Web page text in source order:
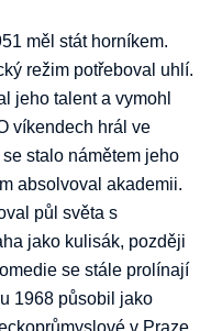
měl stát horníkem.
režim potřeboval uhlí.
jeho talent a vymohl
víkendech hrál ve
stalo námětem jeho
absolvoval akademii.
půl světa s
jako kulisák, později
se stále prolínají
1968 působil jako
v Praze.